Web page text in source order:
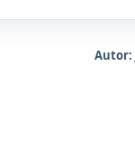
Autor: